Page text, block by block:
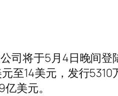
司将于5月4日晚间登
至14美元，发行5310
美元。